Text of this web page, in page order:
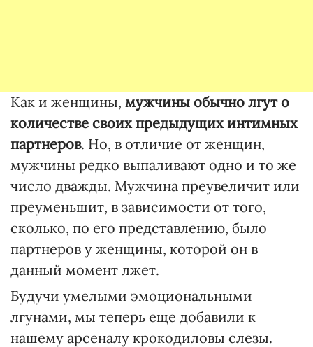
Как и женщины, мужчины обычно лгут о
количестве своих предыдущих интимных
партнеров. Но, в отличие от женщин,
мужчины редко выпаливают одно и то же
число дважды. Мужчина преувеличит или
преуменьшит, в зависимости от того,
сколько, по его представлению, было
партнеров у женщины, которой он в
данный момент лжет.
Будучи умелыми эмоциональными
лгунами, мы теперь еще добавили к
нашему арсеналу крокодиловы слезы.